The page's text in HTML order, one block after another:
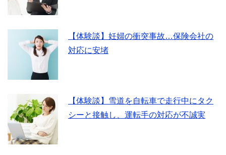
【体験談】妊婦の衝突事故…保険会社の
対応に安堵
【体験談】雪道を自転車で走行中にタク
シーと接触し、運転手の対応が不誠実